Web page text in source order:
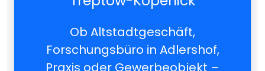
Ob Altstadtgeschäft,
Forschungsbüro in Adlershof,
Praxis oder Gewerbeobjekt –